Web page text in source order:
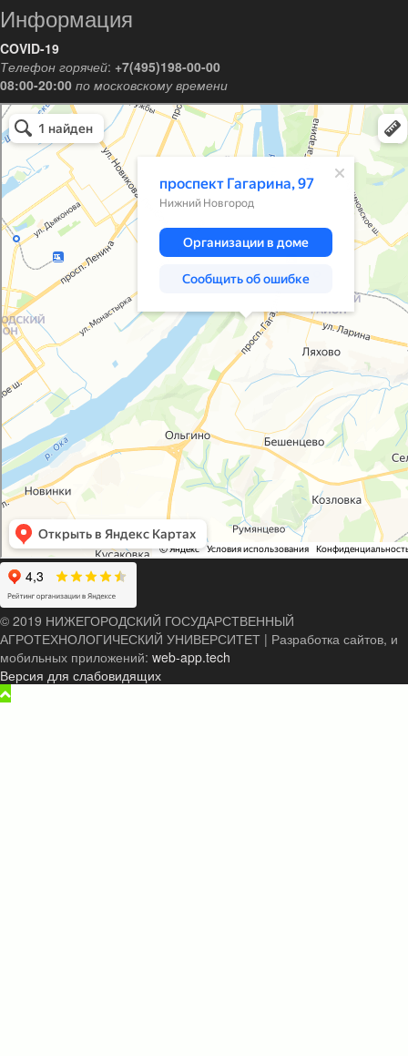
Информация
COVID-19
Телефон горячей: +7(495)198-00-00
08:00-20:00 по московскому времени
© 2019 НИЖЕГОРОДСКИЙ ГОСУДАРСТВЕННЫЙ
АГРОТЕХНОЛОГИЧЕСКИЙ УНИВЕРСИТЕТ | Разработка сайтов, и
мобильных приложений: web-app.tech
Версия для слабовидящих